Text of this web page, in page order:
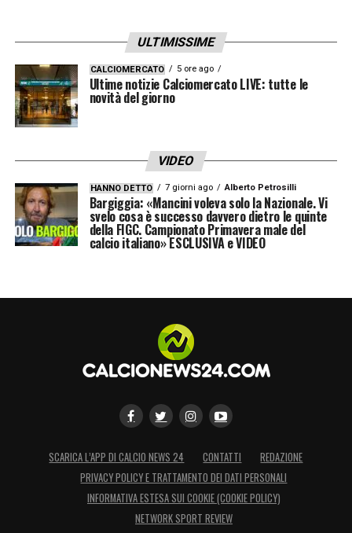
ULTIMISSIME
CALCIOMERCATO 5 ore ago
Ultime notizie Calciomercato LIVE: tutte le
novità del giorno
VIDEO
HANNO DETTO 7 giorni ago Alberto Petrosilli
Bargiggia: «Mancini voleva solo la Nazionale. Vi
svelo cosa è successo davvero dietro le quinte
della FIGC. Campionato Primavera male del
calcio italiano» ESCLUSIVA e VIDEO
SCARICA L’APP DI CALCIO NEWS 24 CONTATTI
REDAZIONE
PRIVACY POLICY E TRATTAMENTO DEI DATI PERSONALI
INFORMATIVA ESTESA SUI COOKIE (COOKIE POLICY)
NETWORK SPORT REVIEW